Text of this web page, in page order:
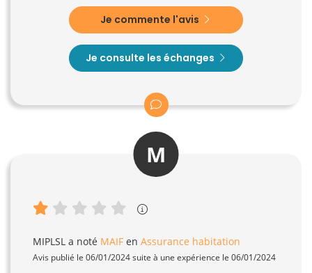
Je commente l'avis
Je consulte les échanges
M
MIPLSL a noté MAIF en Assurance habitation
Avis publié le 06/01/2024 suite à une expérience le 06/01/2024